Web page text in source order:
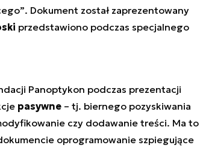
. Dokument został zaprezentowany
przedstawiono podczas specjalnego
Panoptykon podczas prezentacji
pasywne– tj. biernego pozyskiwania
czy dodawanie treści. Ma to
oprogramowanie szpiegujące